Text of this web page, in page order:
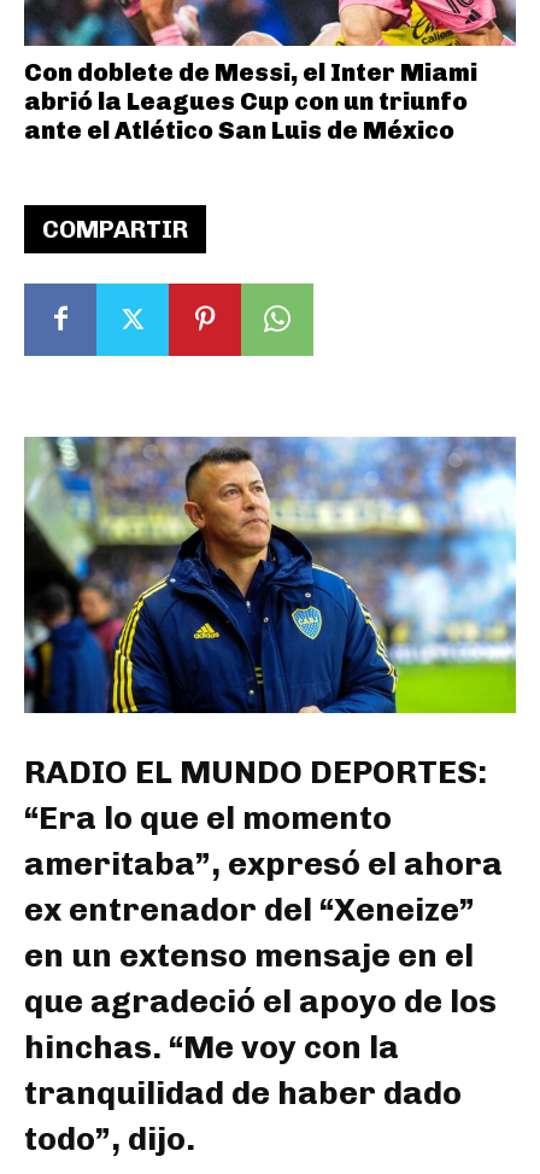
COMPARTIR
RADIO EL MUNDO DEPORTES:
“Era lo que el momento
ameritaba”, expresó el ahora
ex entrenador del “Xeneize”
en un extenso mensaje en el
que agradeció el apoyo de los
hinchas. “Me voy con la
tranquilidad de haber dado
todo”, dijo.
Con doblete de Messi, el Inter Miami
abrió la Leagues Cup con un triunfo
ante el Atlético San Luis de México